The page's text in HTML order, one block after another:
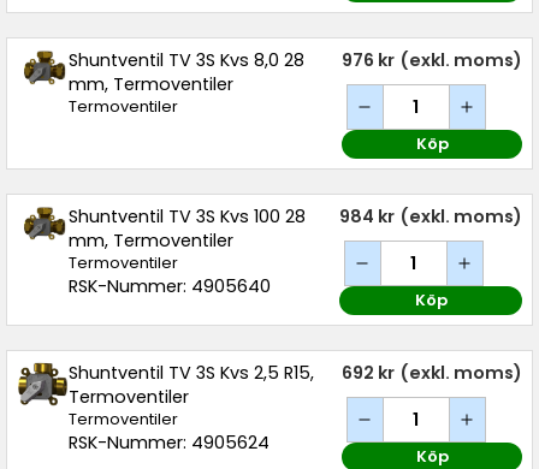
Shuntventil TV 3S Kvs 8,0 28
mm, Termoventiler
Termoventiler
976 kr (exkl. moms)
Köp
Shuntventil TV 3S Kvs 100 28
mm, Termoventiler
Termoventiler
RSK-Nummer: 4905640
984 kr (exkl. moms)
Köp
Shuntventil TV 3S Kvs 2,5 R15,
Termoventiler
Termoventiler
RSK-Nummer: 4905624
692 kr (exkl. moms)
Köp